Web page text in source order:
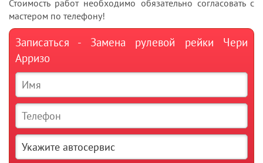
Стоимость работ необходимо обязательно согласовать с
мастером по телефону!
Записаться - Замена рулевой рейки Чери
Арризо